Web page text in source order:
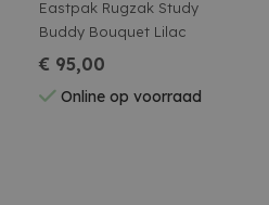
Eastpak Rugzak Study
Buddy Bouquet Lilac
€ 95,00
Online op voorraad